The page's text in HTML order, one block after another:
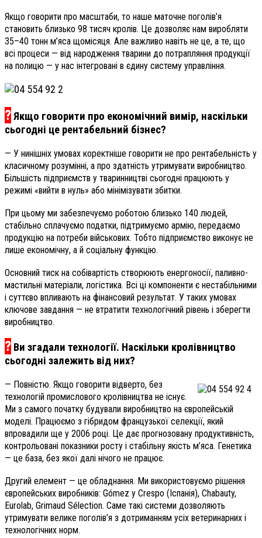
Якщо говорити про масштаби, то наше маточне поголів’я
становить близько 98 тисяч кролів. Це дозволяє нам виробляти
35–40 тонн м’яса щомісяця. Але важливо навіть не це, а те, що
всі процеси — від народження тварини до потрапляння продукції
на полицю — у нас інтегровані в єдину систему управління.
?Якщо говорити про економічний вимір, наскільки
сьогодні це рентабельний бізнес?
— У нинішніх умовах коректніше говорити не про рентабельність у
класичному розумінні, а про здатність утримувати виробництво.
Більшість підприємств у тваринництві сьогодні працюють у
режимі «вийти в нуль» або мінімізувати збитки.
При цьому ми забезпечуємо роботою близько 140 людей,
стабільно сплачуємо податки, підтримуємо армію, передаємо
продукцію на потреби військових. Тобто підприємство виконує не
лише економічну, а й соціальну функцію.
Основний тиск на собівартість створюють енергоносії, паливно-
мастильні матеріали, логістика. Всі ці компоненти є нестабільними
і суттєво впливають на фінансовий результат. У таких умовах
ключове завдання — не втратити технологічний рівень і зберегти
виробництво.
? Ви згадали технології. Наскільки кролівництво
сьогодні залежить від них?
— Повністю. Якщо говорити відверто, без
технологій промислового кролівництва не існує.
Ми з самого початку будували виробництво на європейській
моделі. Працюємо з гібридом французької селекції, який
впровадили ще у 2006 році. Це дає прогнозовану продуктивність,
контрольовані показники росту і стабільну якість м’яса. Генетика
— це база, без якої далі нічого не працює.
Другий елемент — це обладнання. Ми використовуємо рішення
європейських виробників: Gómez y Crespo (Іспанія), Chabauty,
Eurolab, Grimaud Sélection. Саме такі системи дозволяють
утримувати велике поголів’я з дотриманням усіх ветеринарних і
технологічних норм.